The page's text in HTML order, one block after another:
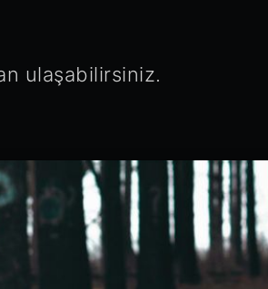
ulaşabilirsiniz.